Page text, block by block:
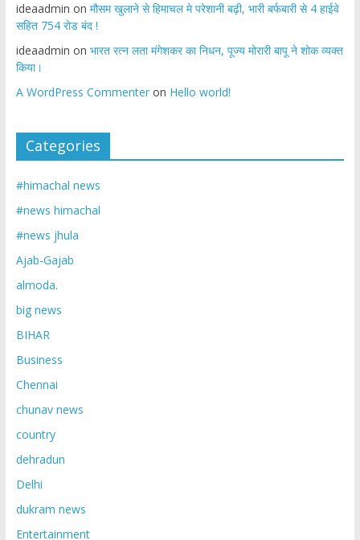
ideaadmin on मौसम खुलाने से हिमाचल मे परेशानी बढ़ी, भारी बर्फबारी से 4 हाईवे
सहित 754 रोड बंद !
ideaadmin on भारत रत्न लता मंगेशकर का निधन, पूज्य मोरारी बापू ने शोक व्यक्त
किया।
A WordPress Commenteron Hello world!
Categories
#himachal news
#news himachal
#news jhula
Ajab-Gajab
almoda.
big news
BIHAR
Business
Chennai
chunav news
country
dehradun
Delhi
dukram news
Entertainment